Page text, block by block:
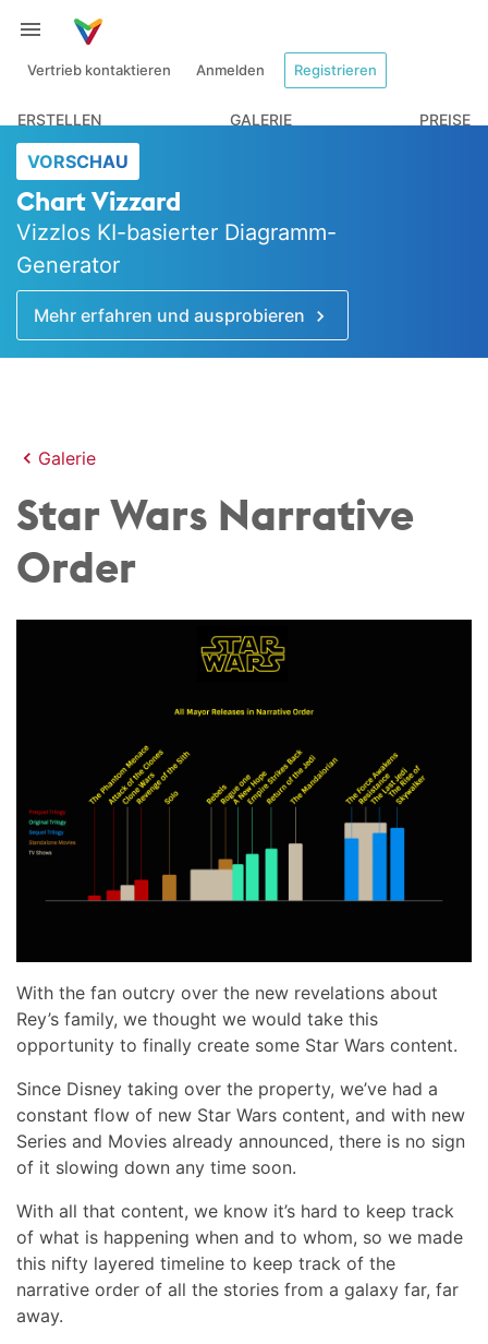
Vertrieb kontaktieren Anmelden Registrieren
ERSTELLEN GALERIE PREISE
VORSCHAU
Chart Vizzard
Vizzlos KI-basierter Diagramm-
Generator
Mehr erfahren und ausprobieren
Galerie
Star Wars Narrative
Order
With the fan outcry over the new revelations about
Rey’s family, we thought we would take this
opportunity to finally create some Star Wars content.
Since Disney taking over the property, we’ve had a
constant flow of new Star Wars content, and with new
Series and Movies already announced, there is no sign
of it slowing down any time soon.
With all that content, we know it’s hard to keep track
of what is happening when and to whom, so we made
this nifty layered timeline to keep track of the
narrative order of all the stories from a galaxy far, far
away.